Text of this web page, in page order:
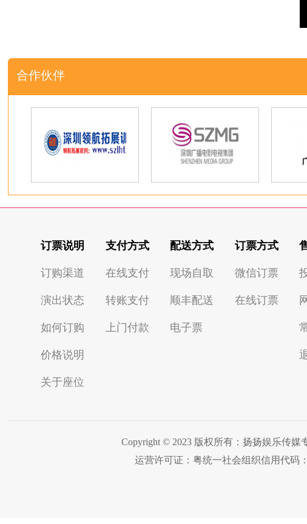
合作伙伴
订票说明
订购渠道
演出状态
如何订购
价格说明
关于座位
支付方式
在线支付
转账支付
上门付款
配送方式
现场自取
顺丰配送
电子票
订票方式
微信订票
在线订票
Copyright © 2023 版权所有：扬扬娱乐传媒
运营许可证：粤统一社会组织信用代码